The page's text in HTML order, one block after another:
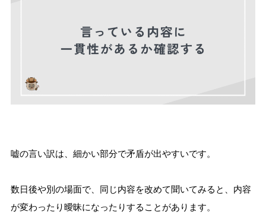
嘘の言い訳は、細かい部分で矛盾が出やすいです。
数日後や別の場面で、同じ内容を改めて聞いてみると、内容
が変わったり曖昧になったりすることがあります。